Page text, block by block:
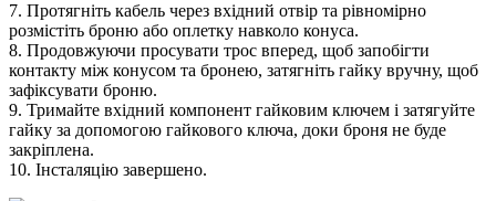
7. Протягніть кабель через вхідний отвір та рівномірно
розмістіть броню або оплетку навколо конуса.
8. Продовжуючи просувати трос вперед, щоб запобігти
контакту між конусом та бронею, затягніть гайку вручну, щоб
зафіксувати броню.
9. Тримайте вхідний компонент гайковим ключем і затягуйте
гайку за допомогою гайкового ключа, доки броня не буде
закріплена.
10. Інсталяцію завершено.